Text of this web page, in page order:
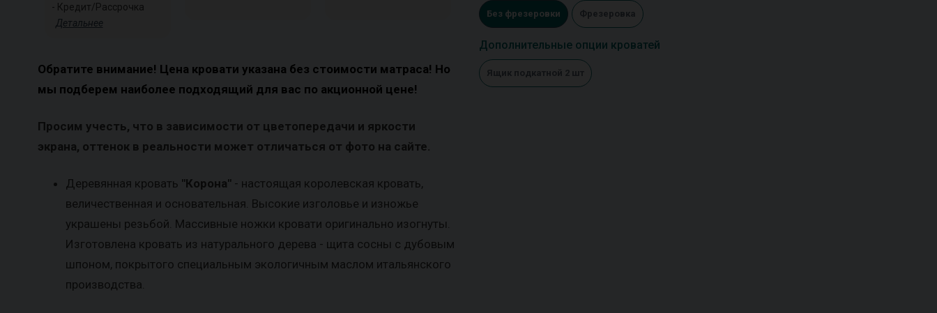
- Кредит/Рассрочка
Детальнее
Обратите внимание! Цена кровати указана без стоимости матраса! Но
мы подберем наиболее подходящий для вас по акционной цене!
Просим учесть, что в зависимости от цветопередачи и яркости
экрана, оттенок в реальности может отличаться от фото на сайте.
Деревянная кровать "Корона"- настоящая королевская кровать,
величественная и основательная. Высокие изголовье и изножье
украшены резьбой. Массивные ножки кровати оригинально изогнуты.
Изготовлена кровать из натурального дерева - щита сосны с дубовым
шпоном, покрытого специальным экологичным маслом итальянского
производства.
Без фрезеровки Фрезеровка
Дополнительные опции кроватей
Ящик подкатной 2 шт